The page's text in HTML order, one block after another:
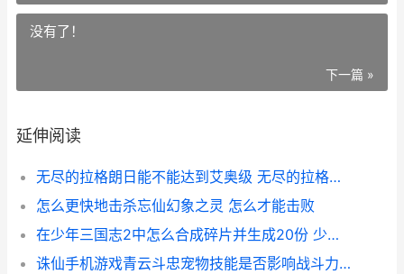
没有了！
下一篇 »
延伸阅读
无尽的拉格朗日能不能达到艾奥级 无尽的拉格朗日官网
怎么更快地击杀忘仙幻象之灵 怎么才能击败
在少年三国志2中怎么合成碎片并生成20份 少年三国志2超详细攻略
诛仙手机游戏青云斗忠宠物技能是否影响战斗力 诛仙手游青春版官网